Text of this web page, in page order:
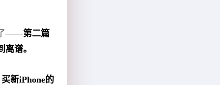
了——第二篇
谱。
买新iPhone的